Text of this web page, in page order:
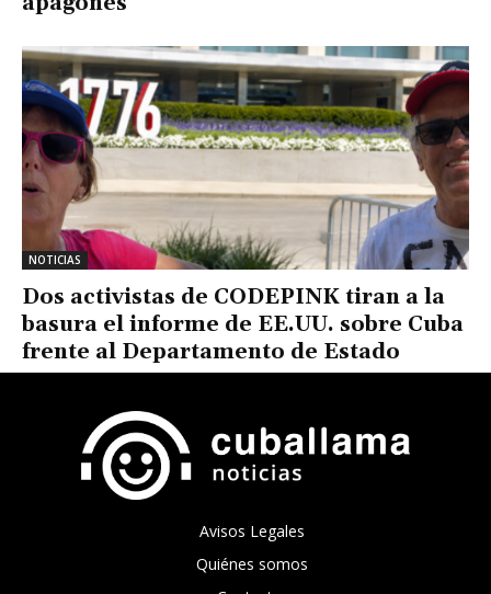
NOTICIAS
Dos activistas de CODEPINK tiran a la
basura el informe de EE.UU. sobre Cuba
frente al Departamento de Estado
Avisos Legales
Quiénes somos